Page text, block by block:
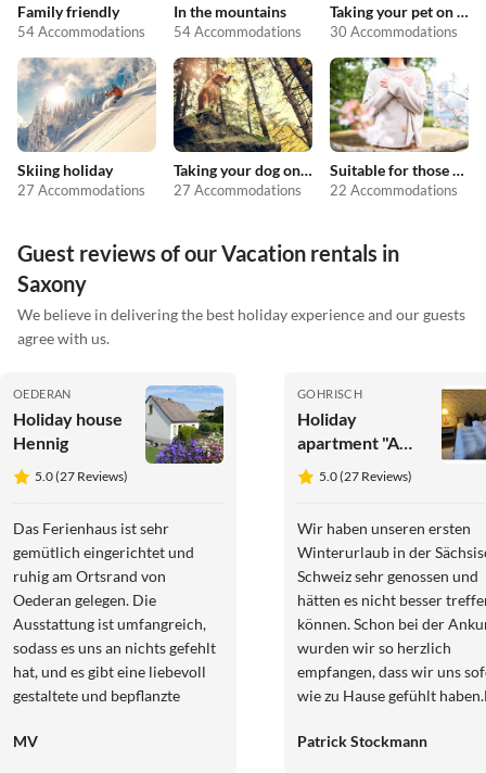
Family friendly
54 Accommodations
In the mountains
54 Accommodations
Taking your pet on holiday
30 Accommodations
Skiing holiday
27 Accommodations
Taking your dog on holiday
27 Accommodations
Suitable for those with allergies
22 Accommodations
Guest reviews of our Vacation rentals in
Saxony
We believe in delivering the best holiday experience and our guests
agree with us.
OEDERAN
Holiday house
Hennig
5.0 (27 Reviews)
Das Ferienhaus ist sehr
gemütlich eingerichtet und
ruhig am Ortsrand von
Oederan gelegen. Die
Ausstattung ist umfangreich,
sodass es uns an nichts gefehlt
hat, und es gibt eine liebevoll
gestaltete und bepflanzte
Sitzen. Top sind auch das große
MV
GOHRISCH
Holiday
apartment "Am
Holundergrund"
5.0 (27 Reviews)
Wir haben unseren ersten
Winterurlaub in der
Schweiz sehr genossen und
hätten es nicht besser
können. Schon bei der
wurden wir so herzlich
empfangen, dass wir uns
wie zu Hause gefühlt
Schmuckstück für zwei
Patrick Stockmann